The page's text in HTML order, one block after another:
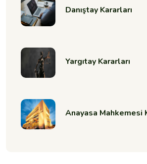
Danıştay Kararları
Yargıtay Kararları
Anayasa Mahkemesi